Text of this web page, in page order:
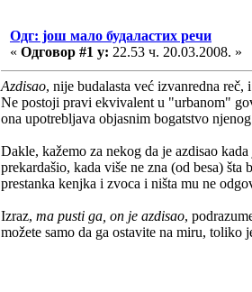
Одг: још мало будаластих речи
« Одговор #1 у: 22.53 ч. 20.03.2008. »
Azdisao, nije budalasta već izvanredna
Ne postoji pravi ekvivalent u "urbanom"
ona upotrebljava objasnim bogatstvo
Dakle, kažemo za nekog da je azdisao
prekardašio, kada više ne zna (od besa)
prestanka kenjka i zvoca i ništa mu ne
Izraz, ma pusti ga, on je azdisao,
možete samo da ga ostavite na miru, toliko